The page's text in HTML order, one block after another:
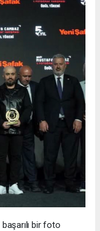
bir foto